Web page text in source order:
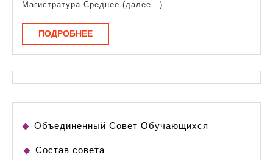
Магистратура Среднее (далее…)
ПОДРОБНЕЕПОДРОБНЕЕ
Объединенный Совет Обучающихся
Состав совета